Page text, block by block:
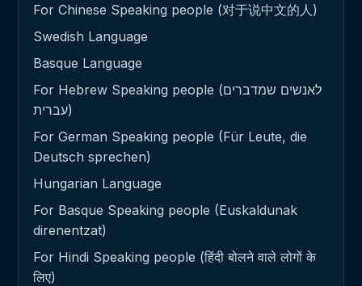
For Chinese Speaking people (对于说中文的人)
Swedish Language
Basque Language
For Hebrew Speaking people (לאנשים שמדברים
עברית)
For German Speaking people (Für Leute, die
Deutsch sprechen)
Hungarian Language
For Basque Speaking people (Euskaldunak
direnentzat)
For Hindi Speaking people (हिंदी बोलने वाले लोगों के
लिए)